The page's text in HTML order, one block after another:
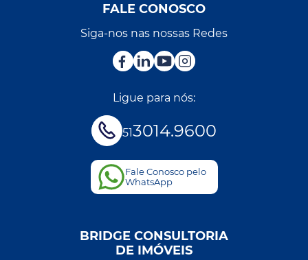
FALE CONOSCO
Siga-nos nas nossas Redes
Ligue para nós:
513014.9600
Fale Conosco pelo
WhatsApp
BRIDGE CONSULTORIA
DE IMÓVEIS